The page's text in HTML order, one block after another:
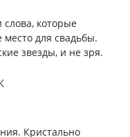
которые
для свадьбы.
звезды, и не зря.
Кристально